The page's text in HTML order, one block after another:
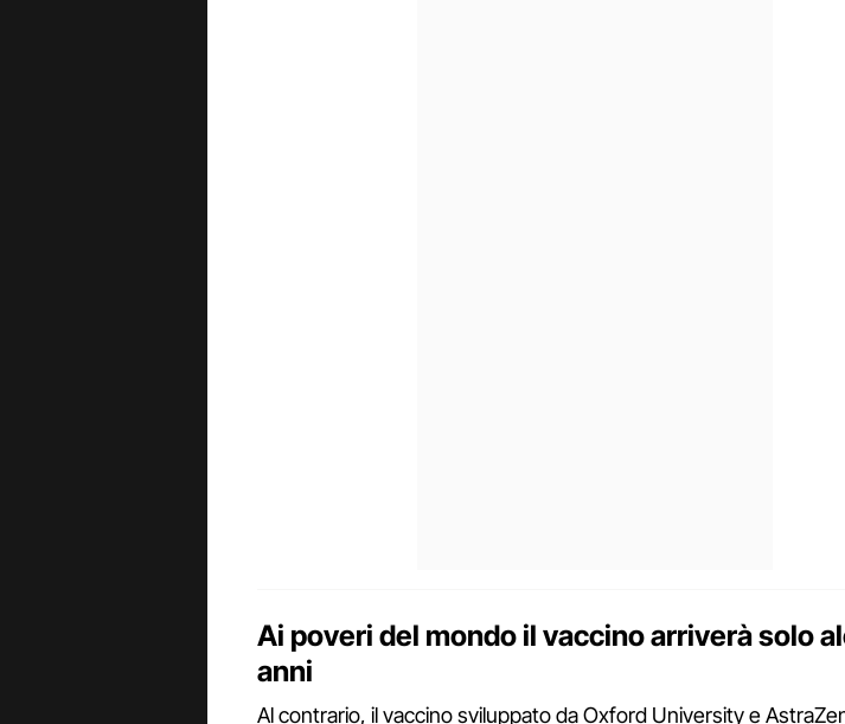
Ai poveri del mondo il vaccino arriverà solo
anni
Al contrario, il vaccino sviluppato da Oxford University e